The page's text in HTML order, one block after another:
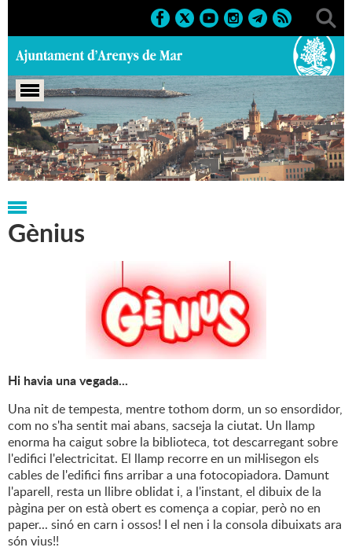
Portada > Regidories > Cultura > Biblioteca P. Fidel Fita
Gènius
Hi havia una vegada...
Una nit de tempesta, mentre tothom dorm, un so ensordidor,
com no s'ha sentit mai abans, sacseja la ciutat. Un llamp
enorma ha caigut sobre la biblioteca, tot descarregant sobre
l'edifici l'electricitat. El llamp recorre en un mil·lisegon els
cables de l'edifici fins arribar a una fotocopiadora. Damunt
l'aparell, resta un llibre oblidat i, a l'instant, el dibuix de la
pàgina per on està obert es comença a copiar, però no en
paper... sinó en carn i ossos! I el nen i la consola dibuixats ara
són vius!!